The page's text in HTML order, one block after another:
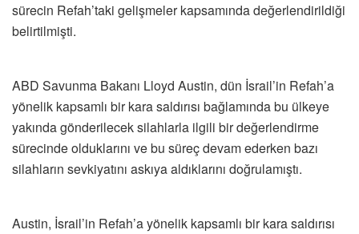
sürecin Refah’taki gelişmeler kapsamında değerlendirildiği
belirtilmişti.
ABD Savunma Bakanı Lloyd Austin, dün İsrail’in Refah’a
yönelik kapsamlı bir kara saldırısı bağlamında bu ülkeye
yakında gönderilecek silahlarla ilgili bir değerlendirme
sürecinde olduklarını ve bu süreç devam ederken bazı
silahların sevkiyatını askıya aldıklarını doğrulamıştı.
Austin, İsrail’in Refah’a yönelik kapsamlı bir kara saldırısı